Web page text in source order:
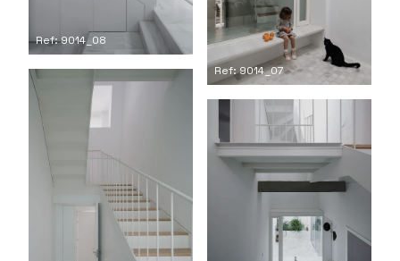
Ref: 9014_07
Ref: 9014_08